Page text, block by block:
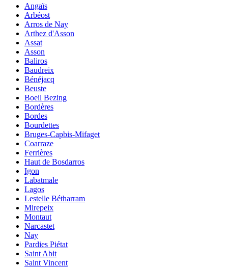
Angaïs
Arbéost
Arros de Nay
Arthez d'Asson
Assat
Asson
Baliros
Baudreix
Bénéjacq
Beuste
Boeil Bezing
Bordères
Bordes
Bourdettes
Bruges-Capbis-Mifaget
Coarraze
Ferrières
Haut de Bosdarros
Igon
Labatmale
Lagos
Lestelle Bétharram
Mirepeix
Montaut
Narcastet
Nay
Pardies Piétat
Saint Abit
Saint Vincent